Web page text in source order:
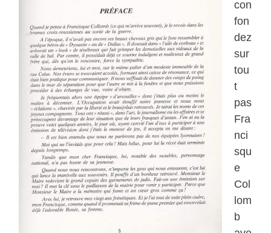
con
fon
dez
sur
tou
t
pas
Fra
nci
squ
e
Col
lom
b